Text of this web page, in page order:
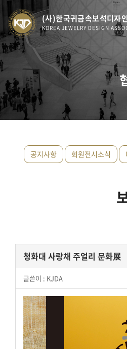
(사)한국귀금속보석디자
KOREA JEWELRY DESIGN
공지사항 회원전시소식
청화대 사랑채 주얼리 문화展
글쓴이 : KJDA